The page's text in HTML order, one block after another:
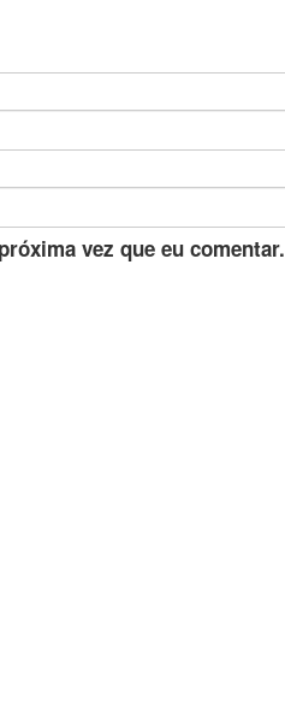
vez que eu comentar.